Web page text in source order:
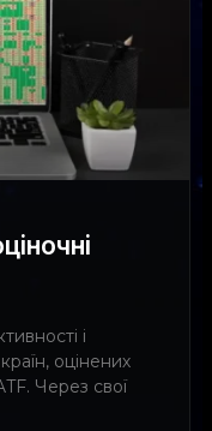
і
оцінених
Через свої